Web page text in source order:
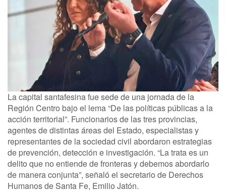
La capital santafesina fue sede de una jornada de la
Región Centro bajo el lema “De las políticas públicas a la
acción territorial”. Funcionarios de las tres provincias,
agentes de distintas áreas del Estado, especialistas y
representantes de la sociedad civil abordaron estrategias
de prevención, detección e investigación. “La trata es un
delito que no entiende de fronteras y debemos abordarlo
de manera conjunta”, señaló el secretario de Derechos
Humanos de Santa Fe, Emilio Jatón.